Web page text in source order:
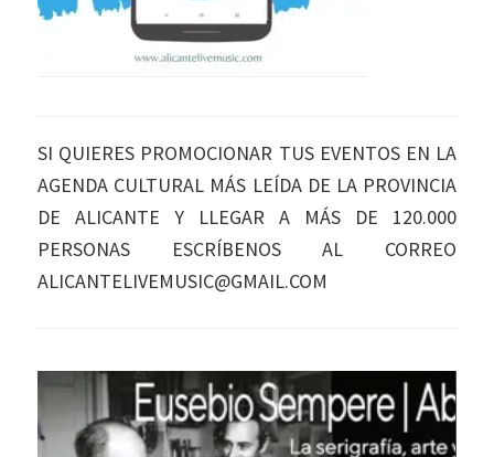
SI QUIERES PROMOCIONAR TUS EVENTOS EN LA
AGENDA CULTURAL MÁS LEÍDA DE LA PROVINCIA
DE ALICANTE Y LLEGAR A MÁS DE 120.000
PERSONAS ESCRÍBENOS AL CORREO
ALICANTELIVEMUSIC@GMAIL.COM